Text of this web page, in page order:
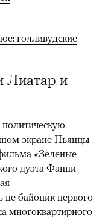
голливудские
Лиатар и
экране Пьяццы
«Зеленые
дуэта Фанни
байопик первого
многоквартирного